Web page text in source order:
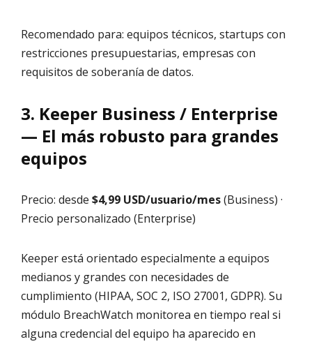
Recomendado para: equipos técnicos, startups con
restricciones presupuestarias, empresas con
requisitos de soberanía de datos.
3. Keeper Business / Enterprise
— El más robusto para grandes
equipos
Precio: desde $4,99 USD/usuario/mes(Business) ·
Precio personalizado (Enterprise)
Keeper está orientado especialmente a equipos
medianos y grandes con necesidades de
cumplimiento (HIPAA, SOC 2, ISO 27001, GDPR). Su
módulo BreachWatch monitorea en tiempo real si
alguna credencial del equipo ha aparecido en